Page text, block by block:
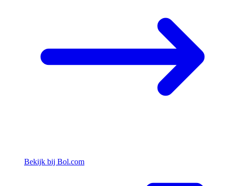
Bekijk bij Bol.com